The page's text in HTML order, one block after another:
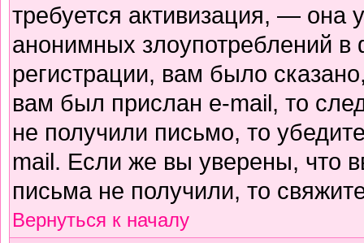
требуется активизация, — она
анонимных злоупотреблений
регистрации, вам было
вам был прислан e-mail, то
не получили письмо, то
mail. Если же вы уверены, что
письма не получили, то
Вернуться к началу